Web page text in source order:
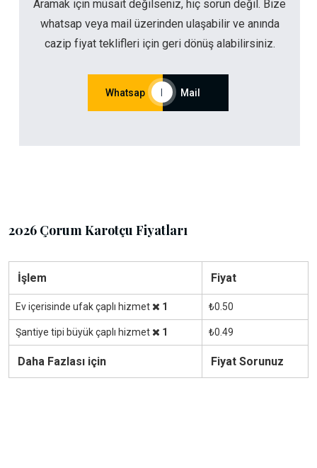
Aramak için müsait değilseniz, hiç sorun değil. Bize
whatsap veya mail üzerinden ulaşabilir ve anında
cazip fiyat teklifleri için geri dönüş alabilirsiniz.
Whatsap Mail
2026 Çorum Karotçu Fiyatları
İşlem Fiyat
Ev içerisinde ufak çaplı hizmet 1 ₺0.50
Şantiye tipi büyük çaplı hizmet 1 ₺0.49
Daha Fazlası için Fiyat Sorunuz